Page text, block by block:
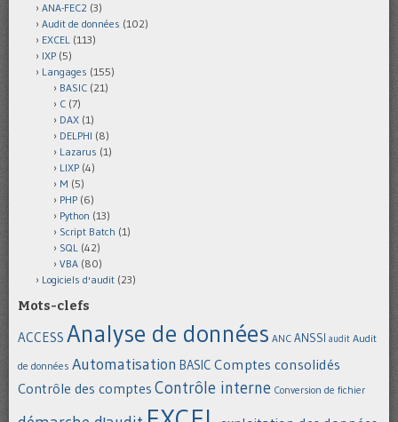
ANA-FEC2 (3)
Audit de données (102)
EXCEL (113)
IXP (5)
Langages (155)
BASIC (21)
C (7)
DAX (1)
DELPHI (8)
Lazarus (1)
LIXP (4)
M (5)
PHP (6)
Python (13)
Script Batch (1)
SQL (42)
VBA (80)
Logiciels d'audit (23)
Mots-clefs
ACCESS Analyse de données ANC ANSSI audit Audit
de données Automatisation BASIC Comptes consolidés
Contrôle des comptes Contrôle interne Conversion de fichier